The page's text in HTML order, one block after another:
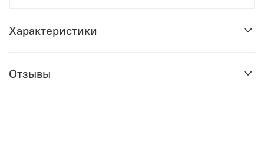
Характеристики
Отзывы